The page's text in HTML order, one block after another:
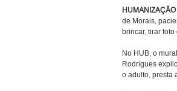
HUMANIZAÇÃO
de Morais,
brincar, tirar
No HUB, o
Rodrigues
o adulto, presta